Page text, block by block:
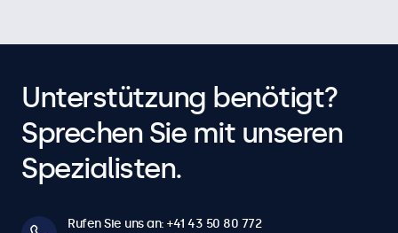
Unterstützung benötigt?
Sprechen Sie mit unseren
Spezialisten.
Rufen Sie uns an: +41 43 50 80 772